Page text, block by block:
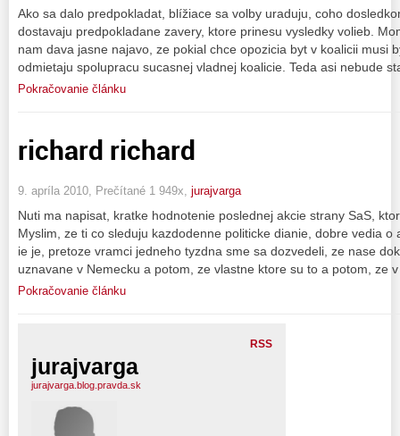
Ako sa dalo predpokladat, blížiace sa volby uraduju, coho
dostavaju predpokladane zavery, ktore prinesu vysledky volieb.
nam dava jasne najavo, ze pokial chce opozicia byt v koalicii musi
odmietaju spolupracu sucasnej vladnej koalicie. Teda asi nebude
Pokračovanie článku
richard richard
9. apríla 2010, Prečítané 1 949x, jurajvarga
Nuti ma napisat, kratke hodnotenie poslednej akcie strany SaS,
Myslim, ze ti co sleduju kazdodenne politicke dianie, dobre vedia
ie je, pretoze vramci jedneho tyzdna sme sa dozvedeli, ze nase
uznavane v Nemecku a potom, ze vlastne ktore su to a potom, ze
Pokračovanie článku
RSS
jurajvarga
jurajvarga.blog.pravda.sk